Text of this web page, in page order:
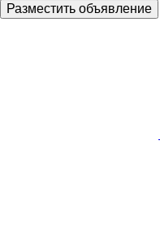
Разместить объявление